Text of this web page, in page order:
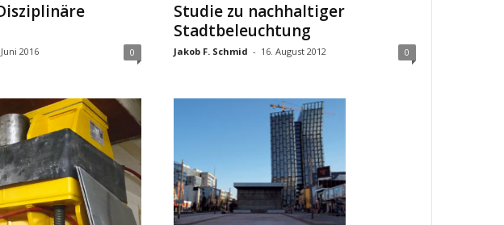
2016 0
Studie zu nachhaltiger
Stadtbeleuchtung
Jakob F. Schmid - 16. August 2012 0